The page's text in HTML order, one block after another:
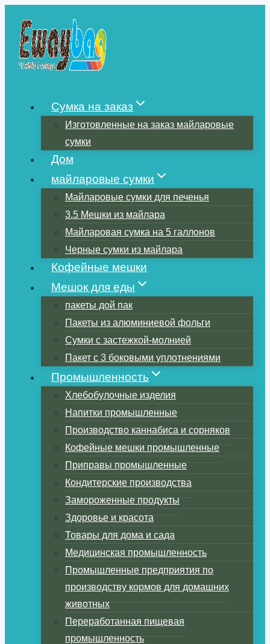
содержимому
Сумка на заказ
Изготовленные на заказ майларовые
сумки
Дом
майларовые сумки
Майларовые сумки для печенья
3.5 Мешки из майлара
Майларовая сумка на 5 галлонов
Черные сумки из майлара
Кофейные мешки
Мешок для еды
пакеты дой пак
Пакеты из алюминиевой фольги
Сумки с застежкой-молнией
Пакет с 3 боковыми уплотнениями
Промышленность
Хлебобулочные изделия
Напитки промышленные
Производство каннабиса и сорняков
Кофейные мешки промышленные
Приправы промышленные
Кондитерские производства
Замороженные продукты
Здоровье и красота
Товары для дома и сада
Медицинская промышленность
Промышленные предприятия по
производству кормов для домашних
животных
Переработанная пищевая
промышленность